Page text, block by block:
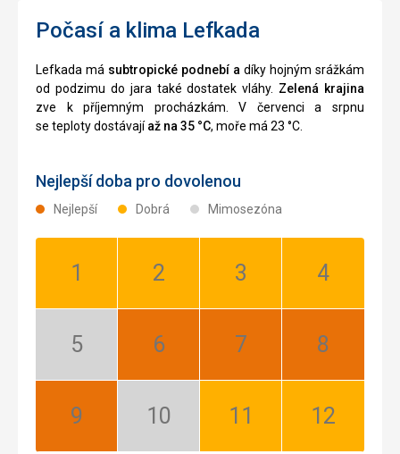
Počasí a klima Lefkada
Lefkada má subtropické podnebí a díky hojným srážkám
od podzimu do jara také dostatek vláhy. Zelená krajina
zve k příjemným procházkám. V červenci a srpnu
se teploty dostávajíaž na 35 °C, moře má 23 °C.
Nejlepší doba pro dovolenou
Nejlepší Dobrá Mimosezóna
Leden:
Únor:
Březen:
Duben:
Květen:
Červen:
Červenec:
Srpen:
Září:
Říjen:
Listopad:
Prosinec: